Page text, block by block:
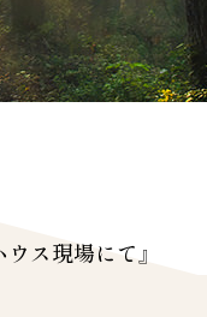
ス現場にて』